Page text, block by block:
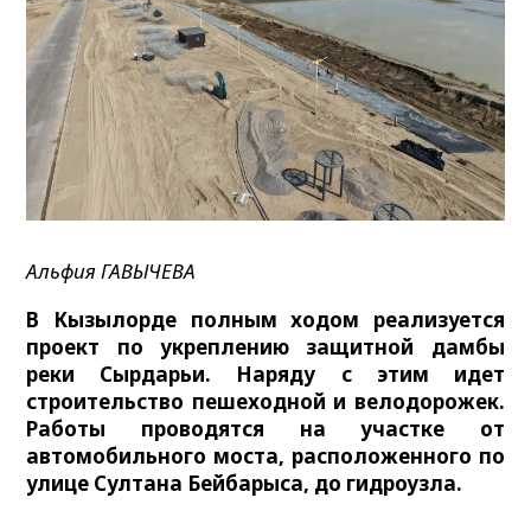
Альфия ГАВЫЧЕВА
В Кызылорде полным ходом реализуется
проект по укреплению защитной дамбы
реки Сырдарьи. Наряду с этим идет
строительство пешеходной и велодорожек.
Работы проводятся на участке от
автомобильного моста, расположенного по
улице Султана Бейбарыса, до гидроузла.